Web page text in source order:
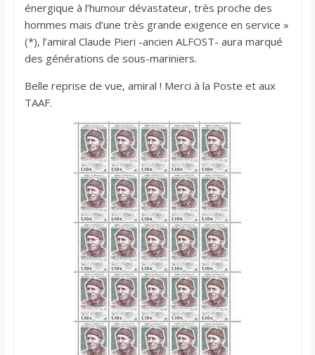
énergique à l’humour dévastateur, très proche des
hommes mais d’une très grande exigence en service »
(*), l’amiral Claude Pieri -ancien ALFOST- aura marqué
des générations de sous-mariniers.
Belle reprise de vue, amiral ! Merci à la Poste et aux
TAAF.